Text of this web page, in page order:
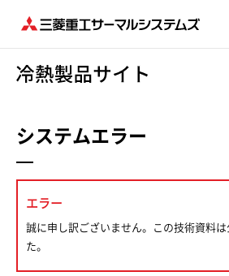
システムエラー
エラー
誠に申し訳ございません。この技術資料
た。